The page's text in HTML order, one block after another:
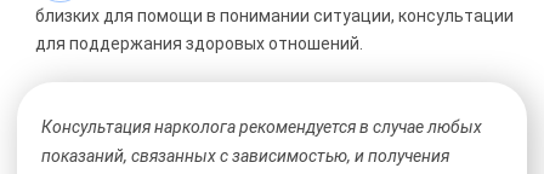
близких для помощи в понимании ситуации, консультации
для поддержания здоровых отношений.
Консультация нарколога рекомендуется в случае любых
показаний, связанных с зависимостью, и получения